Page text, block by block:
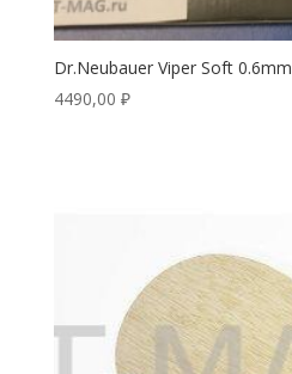
Dr.Neubauer Viper Soft 0.6mm
4490,00 ₽